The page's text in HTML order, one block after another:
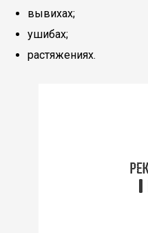
вывихах;
ушибах;
растяжениях.